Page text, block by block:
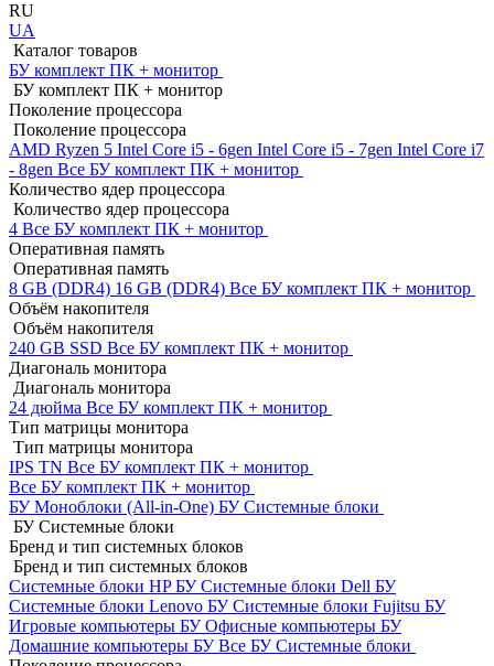
RU
UA
Каталог товаров
БУ комплект ПК + монитор
БУ комплект ПК + монитор
Поколение процессора
Поколение процессора
AMD Ryzen 5 Intel Core i5 - 6gen Intel Core i5 - 7gen Intel Core i7
- 8gen Все БУ комплект ПК + монитор
Количество ядер процессора
Количество ядер процессора
4 Все БУ комплект ПК + монитор
Оперативная память
Оперативная память
8 GB (DDR4) 16 GB (DDR4) Все БУ комплект ПК + монитор
Объём накопителя
Объём накопителя
240 GB SSD Все БУ комплект ПК + монитор
Диагональ монитора
Диагональ монитора
24 дюйма Все БУ комплект ПК + монитор
Тип матрицы монитора
Тип матрицы монитора
IPS TN Все БУ комплект ПК + монитор
Все БУ комплект ПК + монитор
БУ Моноблоки (All-in-One) БУ Системные блоки
БУ Системные блоки
Бренд и тип системных блоков
Бренд и тип системных блоков
Системные блоки HP БУСистемные блоки Dell БУ
Системные блоки Lenovo БУСистемные блоки Fujitsu БУ
Игровые компьютеры БУОфисные компьютеры БУ
Домашние компьютеры БУВсе БУ Системные блоки